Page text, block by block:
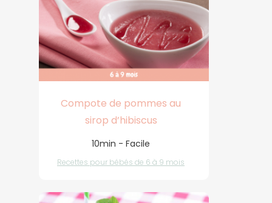
Compote de pommes au
sirop d’hibiscus
10min - Facile
Recettes pour bébés de 6 à 9 mois